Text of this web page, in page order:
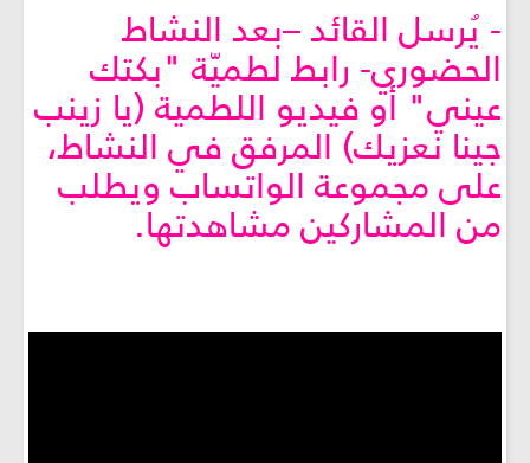
- يُرسل القائد –بعد النشاط
الحضوري- رابط لطميّة "بكتك
عيني" أو فيديو اللطمية (يا زينب
جينا نعزيك) المرفق في النشاط،
على مجموعة الواتساب ويطلب
من المشاركين مشاهدتها.